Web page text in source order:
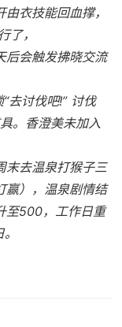
衣技能回血撑，
，
后会触发拂晓交流
去讨伐吧!” 讨伐
。香澄美未加入
末去温泉打猴子三
赢），温泉剧情结
至500，工作日重